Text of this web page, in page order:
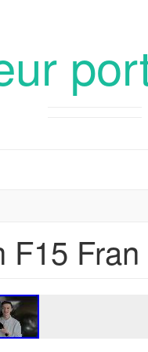
F15